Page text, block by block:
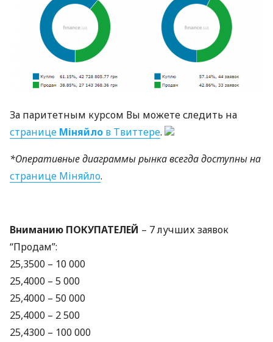
За паритетным курсом Вы можете следить на
странице Міняйло в Твиттере.
*Оперативные диаграммы рынка всегда доступны на
странице Міняйло.
Вниманию ПОКУПАТЕЛЕЙ – 7 лучших заявок
“Продам”:
25,3500 – 10 000
25,4000 – 5 000
25,4000 – 50 000
25,4000 – 2 500
25,4300 – 100 000